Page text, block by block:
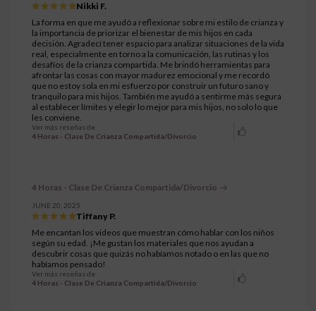
Nikki F.
La forma en que me ayudó a reflexionar sobre mi estilo de crianza y
la importancia de priorizar el bienestar de mis hijos en cada
decisión. Agradecí tener espacio para analizar situaciones de la vida
real, especialmente en torno a la comunicación, las rutinas y los
desafíos de la crianza compartida. Me brindó herramientas para
afrontar las cosas con mayor madurez emocional y me recordó
que no estoy sola en mi esfuerzo por construir un futuro sano y
tranquilo para mis hijos. También me ayudó a sentirme más segura
al establecer límites y elegir lo mejor para mis hijos, no solo lo que
les conviene.
Ver más reseñas de
4 Horas - Clase De Crianza Compartida/Divorcio
4 Horas - Clase De Crianza Compartida/Divorcio
JUNE 20, 2025
Tiffany P.
Me encantan los videos que muestran cómo hablar con los niños
según su edad. ¡Me gustan los materiales que nos ayudan a
descubrir cosas que quizás no habíamos notado o en las que no
habíamos pensado!
Ver más reseñas de
4 Horas - Clase De Crianza Compartida/Divorcio